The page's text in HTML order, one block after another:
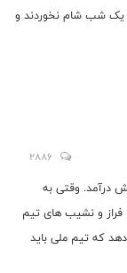
یک شب شام نخوردند و
2886
درآمد. وقتی به
فراز و نشیب های تیم
دهد که تیم ملی باید